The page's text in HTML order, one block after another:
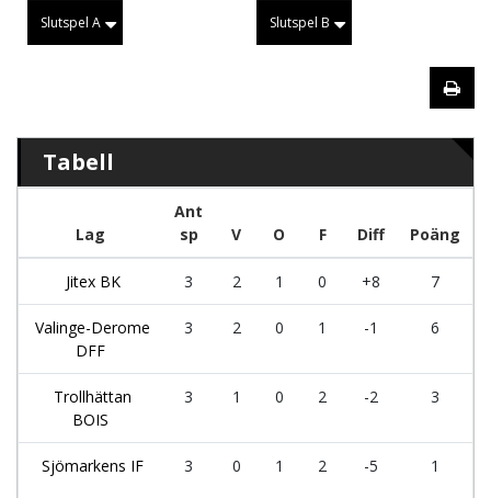
Slutspel A Slutspel B
Tabell
Lag
Ant
sp
V O F Diff Poäng
Jitex BK 3 2 1 0 +8 7
Valinge-Derome
DFF
3 2 0 1 -1 6
Trollhättan
BOIS
3 1 0 2 -2 3
Sjömarkens IF 3 0 1 2 -5 1